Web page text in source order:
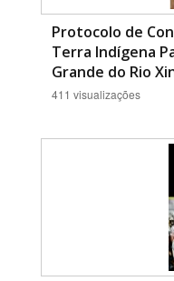
Protocolo de
Terra Indígena
Grande do Rio
411 visualizações